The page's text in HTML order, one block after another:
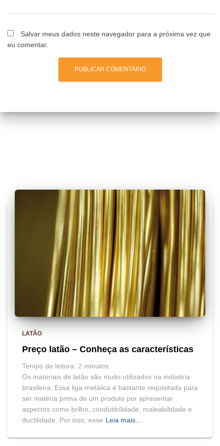
Salvar meus dados neste navegador para a próxima vez que
eu comentar.
LATÃO
Preço latão – Conheça as características
Tempo de leitura: 2 minutos
Os materiais de latão são muito utilizados na indústria
brasileira. Essa liga metálica é bastante requisitada para
ser matéria prima de um produto por apresentar
aspectos como brilho, condutibilidade, maleabilidade e
ductilidade. Por isso, esse Leia mais…